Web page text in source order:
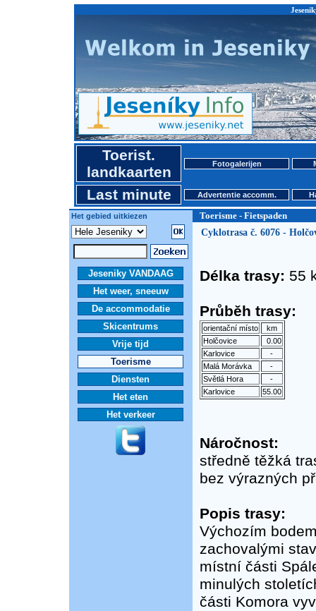
Toerist.
landkaarten
Fotogalerijen
Last minute Advertentie accomm.
Het gebied uitkiezen Toerisme - Fietspaden
Jeseniky VANDAAG
Het weer, sneeuw
De accommodatie
Skicentrums
Vrije tijd
Toerisme
Diensten
Het eten
Het verkeer
Cyklotrasa č. 6076 -
Délka trasy: 55
Průběh trasy:
orientační místo
km
Holčovice
0.00
Karlovice
-
Malá Morávka
-
Světlá Hora
-
Karlovice
55.00
Náročnost:
středně těžká
bez výrazných
Popis trasy:
Výchozím
zachovalými
místní části
minulých
části Komora